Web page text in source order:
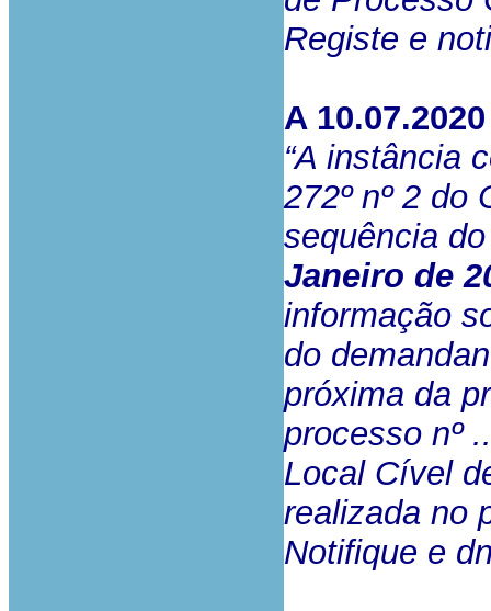
Registe e
A
“A instância
272º nº 2 do
sequência
Janeiro de
informação
do
próxima da
processo nº
Local Cível
realizada no
Notifique e